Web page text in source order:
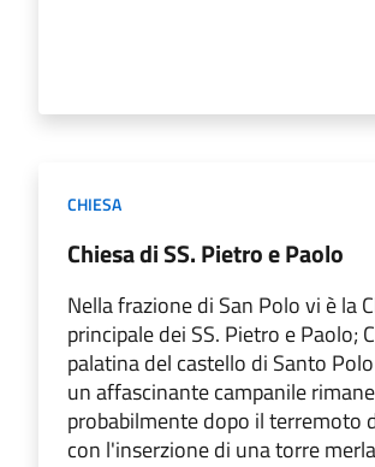
CHIESA
Chiesa di SS. Pietro e Paolo
Nella frazione di San Polo vi è la
principale dei SS. Pietro e Paolo;
palatina del castello di Santo
un affascinante campanile
probabilmente dopo il terremoto
con l'inserzione di una torre